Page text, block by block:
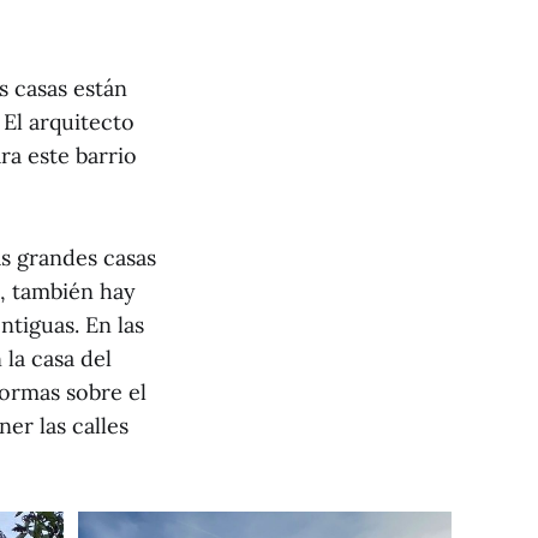
casas están
arquitecto
este barrio
grandes casas
también hay
En las
casa del
sobre el
las calles